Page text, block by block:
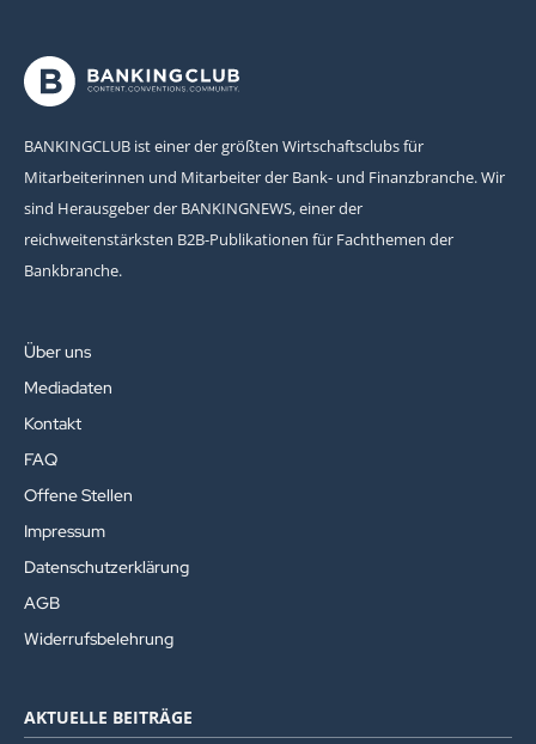
BANKINGCLUB ist einer der größten Wirtschaftsclubs für
Mitarbeiterinnen und Mitarbeiter der Bank- und Finanzbranche. Wir
sind Herausgeber der BANKINGNEWS, einer der
reichweitenstärksten B2B-Publikationen für Fachthemen der
Bankbranche.
Über uns
Mediadaten
Kontakt
FAQ
Offene Stellen
Impressum
Datenschutzerklärung
AGB
Widerrufsbelehrung
AKTUELLE BEITRÄGE